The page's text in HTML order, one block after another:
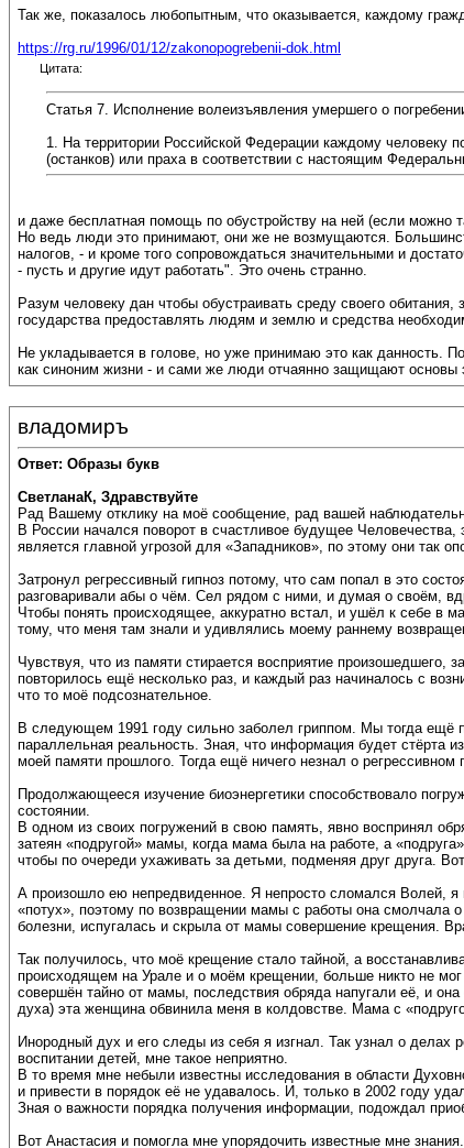
Так же, показалось любопытным, что оказывается, каждому
https://rg.ru/1996/01/12/zakonopogrebenii-dok.html
Цитата:
Статья 7. Исполнение волеизъявления умершего о
1. На территории Российской Федерации каждому человеку
(останков) или праха в соответствии с настоящим
и даже бесплатная помощь по обустройству на ней (если можно
Но ведь люди это принимают, они же не возмущаются.
налогов, - и кроме того сопровождаться значительными и
- пусть и другие идут работать". Это очень странно.
Разум человеку дан чтобы обустраивать среду своего
государства предоставлять людям и землю и средства
Не укладывается в голове, но уже принимаю это как данность.
как синоним жизни - и сами же люди отчаянно защищают основы
владомиръ
Ответ: Образы букв
СветланаК, Здравствуйте
Рад Вашему отклику на моё сообщение, рад вашей
В России начался поворот в счастливое будущее
является главной угрозой для «Западников», по этому они так
Затронул регрессивный гипноз потому, что сам попал в это
разговаривали абы о чём. Сел рядом с ними, и думая о своём,
Чтобы понять происходящее, аккуратно встал, и ушёл к себе в
тому, что меня там знали и удивлялись моему раннему
Чувствуя, что из памяти стирается восприятие
повторилось ещё несколько раз, и каждый раз начиналось с
что то моё подсознательное.
В следующем 1991 году сильно заболел гриппом. Мы тогда ещё
параллельная реальность. Зная, что информация будет стёрта
моей памяти прошлого. Тогда ещё ничего незнал о регрессивном
Продолжающееся изучение биоэнергетики способствовало
состоянии.
В одном из своих погружений в свою память, явно воспринял
затеян «подругой» мамы, когда мама была на работе, а
чтобы по очереди ухаживать за детьми, подменяя друг друга.
А произошло ею непредвиденное. Я непросто сломался Волей,
«потух», поэтому по возвращении мамы с работы она смолчала
болезни, испугалась и скрыла от мамы совершение крещения.
Так получилось, что моё крещение стало тайной, а
происходящем на Урале и о моём крещении, больше никто не
совершён тайно от мамы, последствия обряда напугали её, и
духа) эта женщина обвинила меня в колдовстве. Мама с
Инородный дух и его следы из себя я изгнал. Так узнал о делах
воспитании детей, мне такое неприятно.
В то время мне небыли известны исследования в области
и привести в порядок её не удавалось. И, только в 2002 году
Зная о важности порядка получения информации, подождал
Вот Анастасия и помогла мне упорядочить известные мне